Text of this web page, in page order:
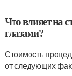
Что влияет на
глазами?
Стоимость
от следующих